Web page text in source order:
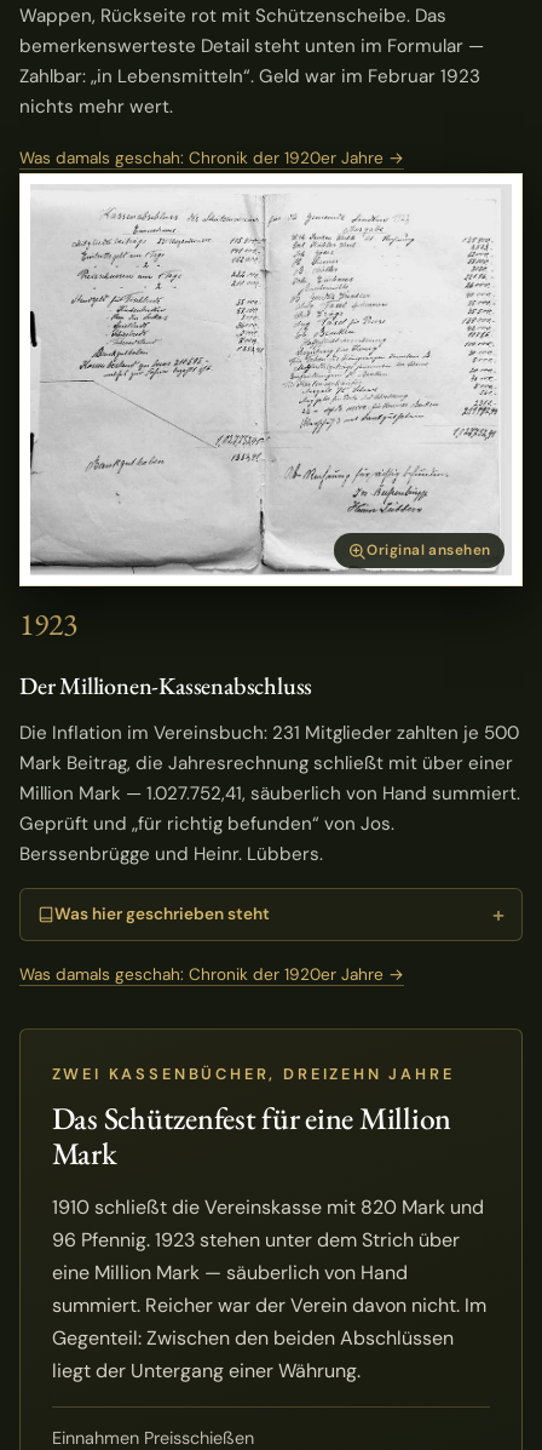
Wappen, Rückseite rot mit Schützenscheibe. Das
bemerkenswerteste Detail steht unten im Formular —
Zahlbar: „in Lebensmitteln“. Geld war im Februar 1923
nichts mehr wert.
Was damals geschah: Chronik der 1920er Jahre →
Original ansehen
1923
Der Millionen-Kassenabschluss
Die Inflation im Vereinsbuch: 231 Mitglieder zahlten je 500
Mark Beitrag, die Jahresrechnung schließt mit über einer
Million Mark — 1.027.752,41, säuberlich von Hand summiert.
Geprüft und „für richtig befunden“ von Jos.
Berssenbrügge und Heinr. Lübbers.
Was hier geschrieben steht
Was damals geschah: Chronik der 1920er Jahre →
ZWEI KASSENBÜCHER, DREIZEHN JAHRE
Das Schützenfest für eine Million
Mark
1910 schließt die Vereinskasse mit 820 Mark und
96 Pfennig. 1923 stehen unter dem Strich über
eine Million Mark — säuberlich von Hand
summiert. Reicher war der Verein davon nicht. Im
Gegenteil: Zwischen den beiden Abschlüssen
liegt der Untergang einer Währung.
Einnahmen Preisschießen